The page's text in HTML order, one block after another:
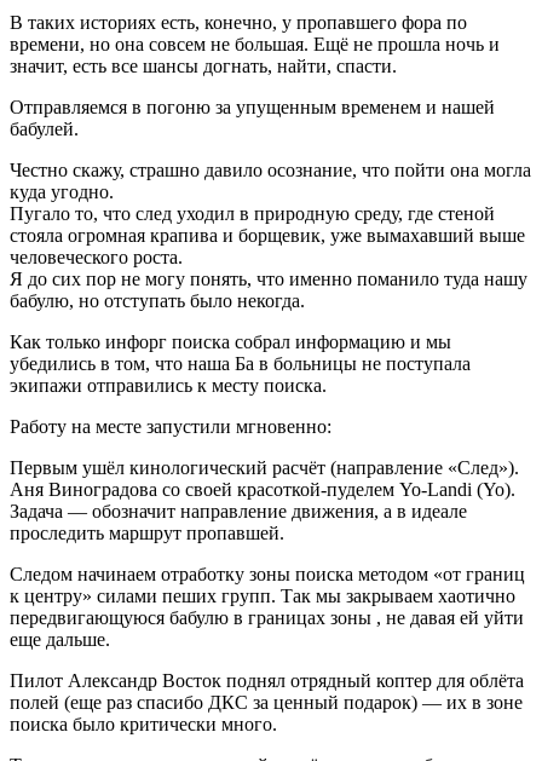
В таких историях есть, конечно, у пропавшего фора по
времени, но она совсем не большая. Ещё не прошла ночь и
значит, есть все шансы догнать, найти, спасти.
Отправляемся в погоню за упущенным временем и нашей
бабулей.
Честно скажу, страшно давило осознание, что пойти она могла
куда угодно.
Пугало то, что след уходил в природную среду, где стеной
стояла огромная крапива и борщевик, уже вымахавший выше
человеческого роста.
Я до сих пор не могу понять, что именно поманило туда нашу
бабулю, но отступать было некогда.
Как только инфорг поиска собрал информацию и мы
убедились в том, что наша Ба в больницы не поступала
экипажи отправились к месту поиска.
Работу на месте запустили мгновенно:
Первым ушёл кинологический расчёт (направление «След»).
Аня Виноградова со своей красоткой-пуделем Yo-Landi (Yo).
Задача — обозначит направление движения, а в идеале
проследить маршрут пропавшей.
Следом начинаем отработку зоны поиска методом «от границ
к центру» силами пеших групп. Так мы закрываем хаотично
передвигающуюся бабулю в границах зоны , не давая ей уйти
еще дальше.
Пилот Александр Восток поднял отрядный коптер для облёта
полей (еще раз спасибо ДКС за ценный подарок) — их в зоне
поиска было критически много.